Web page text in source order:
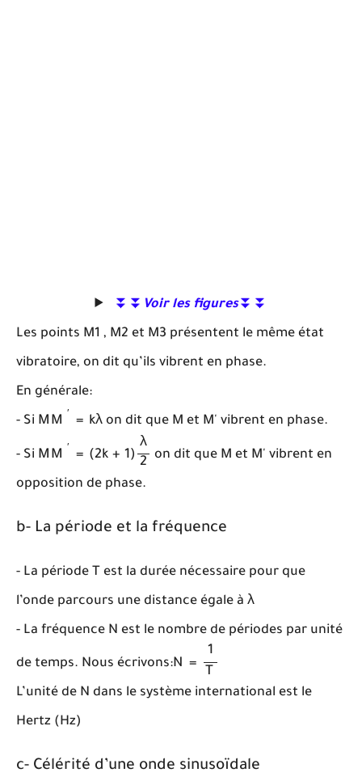
⏬⏬ Voir les figures⏬⏬
Les points M1 , M2 et M3 présentent le même état
vibratoire, on dit qu’ils vibrent en phase.
En générale:
- Si M M = kλ
M M =
on dit que M et M' vibrent en phase.
- Si M M = (2k + 1)
λ
2 on dit que M et M' vibrent en
opposition de phase.
b- La période et la fréquence
- La période T est la durée nécessaire pour que
l’onde parcours une distance égale à λ
λ
- La fréquence N est le nombre de périodes par unité
de temps. Nous écrivons:N =
1
T
L’unité de N dans le système international est le
Hertz (Hz)
c- Célérité d’une onde sinusoïdale